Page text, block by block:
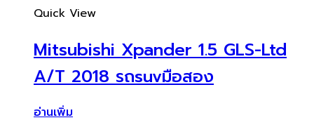
Quick View
Mitsubishi Xpander 1.5 GLS-Ltd
A/T 2018 รถsuvมือสอง
อ่านเพิ่ม